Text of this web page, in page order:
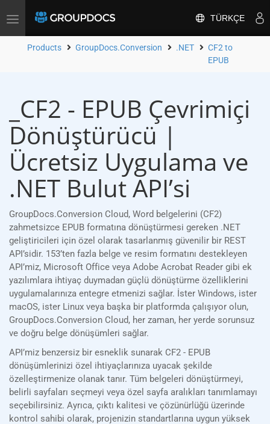
Toggle
TÜRKÇE
Products GroupDocs.Conversion .NET
CF2 to
EPUB
_CF2 - EPUB Çevrimiçi
Dönüştürücü |
Ücretsiz Uygulama ve
.NET Bulut API’si
GroupDocs.Conversion Cloud, Word belgelerini (CF2)
zahmetsizce EPUB formatına dönüştürmesi gereken .NET
geliştiricileri için özel olarak tasarlanmış güvenilir bir REST
API’sidir. 153’ten fazla belge ve resim formatını destekleyen
API’miz, Microsoft Office veya Adobe Acrobat Reader gibi ek
yazılımlara ihtiyaç duymadan güçlü dönüştürme özelliklerini
uygulamalarınıza entegre etmenizi sağlar. İster Windows, ister
macOS, ister Linux veya başka bir platformda çalışıyor olun,
GroupDocs.Conversion Cloud, her zaman, her yerde sorunsuz
ve doğru belge dönüşümleri sağlar.
API’miz benzersiz bir esneklik sunarak CF2 - EPUB
dönüşümlerinizi özel ihtiyaçlarınıza uyacak şekilde
özelleştirmenize olanak tanır. Tüm belgeleri dönüştürmeyi,
belirli sayfaları seçmeyi veya özel sayfa aralıkları tanımlamayı
seçebilirsiniz. Ayrıca, çıktı kalitesi ve çözünürlüğü üzerinde
kontrol sahibi olarak, projenizin standartlarına uygun yüksek